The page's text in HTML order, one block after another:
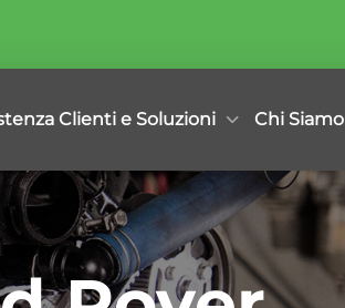
Clienti e Soluzioni Chi Siamo